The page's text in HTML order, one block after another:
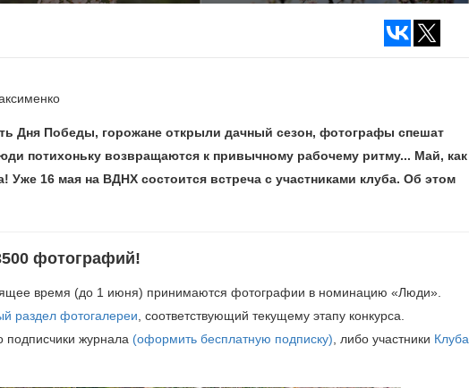
Дня Победы, горожане открыли дачный сезон, фотографы спешат
потихоньку возвращаются к привычному рабочему ритму... Май, как
Уже 16 мая на ВДНХ состоится встреча с участниками клуба. Об этом
фотографий!
время (до 1 июня) принимаются фотографии в номинацию «Люди».
раздел фотогалереи , соответствующий текущему этапу конкурса.
подписчики журнала (оформить бесплатную подписку) , либо участники Клуба